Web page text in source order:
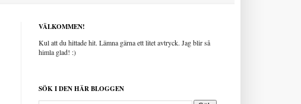
VÄLKOMMEN!
Kul att du hittade hit. Lämna gärna ett litet avtryck. Jag blir så
himla glad! :)
SÖK I DEN HÄR BLOGGEN